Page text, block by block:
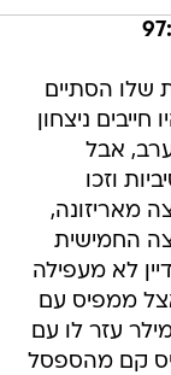
שלו הסתיים
ניצחון
אבל
אינטנסיביות וזכו
0:4 על הקבוצה מאריזונה,
החמישית
ניצחונות ועדיין לא מעפילה
אצל ממפיס עם
מייק מילר עזר לו עם
מרקיף מוריס קם מהספסל